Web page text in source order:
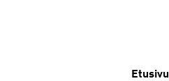
Etusivu